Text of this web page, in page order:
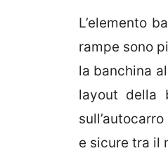
L’elemento
rampe sono
la banchina
layout della
e sicure tra il